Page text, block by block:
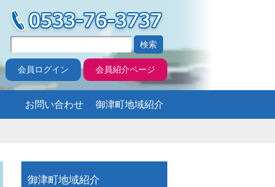
会員ログイン 会員紹介ページ
お問い合わせ 御津町地域紹介
御津町地域紹介